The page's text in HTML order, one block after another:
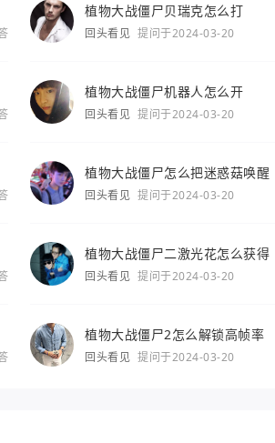
植物大战僵尸贝瑞克怎么打
回头看见 提问于2024-03-20
植物大战僵尸机器人怎么开
回头看见 提问于2024-03-20
植物大战僵尸怎么把迷惑菇唤醒
回头看见 提问于2024-03-20
植物大战僵尸二激光花怎么获得
回头看见 提问于2024-03-20
植物大战僵尸2怎么解锁高帧率
回头看见 提问于2024-03-20